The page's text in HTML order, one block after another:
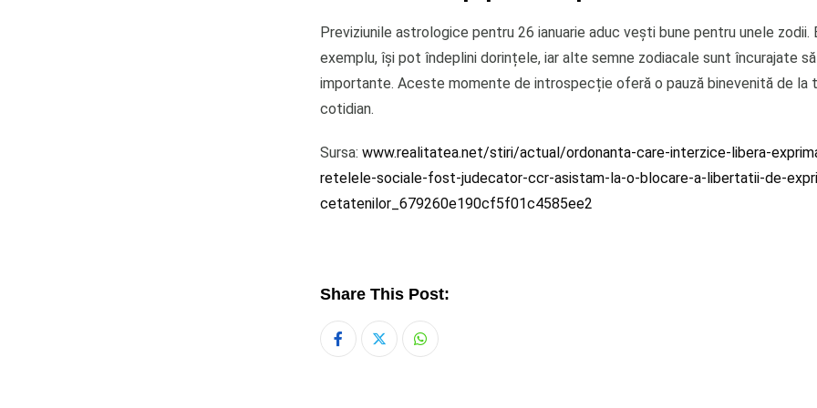
Previziunile astrologice pentru 26 ianuarie aduc vești bune pentru unele zodii.
exemplu, își pot îndeplini dorințele, iar alte semne zodiacale sunt încurajate
importante. Aceste momente de introspecție oferă o pauză binevenită de la
cotidian.
Sursa: www.realitatea.net/stiri/actual/ordonanta-care-interzice-libera-
retelele-sociale-fost-judecator-ccr-asistam-la-o-blocare-a-libertatii-de-
cetatenilor_679260e190cf5f01c4585ee2
Share This Post:
Whatsapp